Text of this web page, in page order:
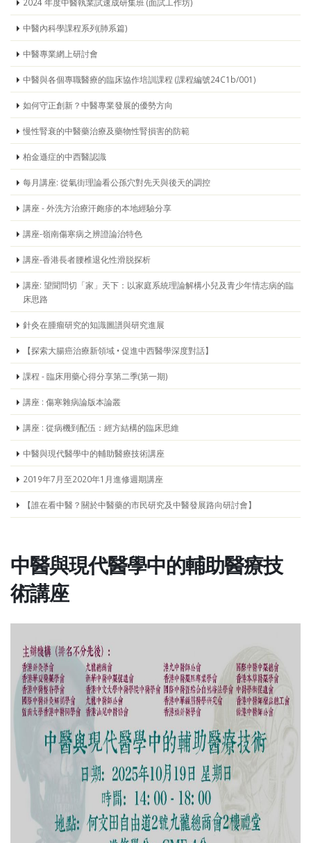
中醫內科學課程系列(肺系篇)
中醫專業網上研討會
中醫與各個專職醫療的臨床協作培訓課程 (課程編號24C1b/001)
如何守正創新？中醫專業發展的優勢方向
慢性腎衰的中醫藥治療及藥物性腎損害的防範
柏金遜症的中西醫認識
每月講座: 從氣街理論看公孫穴對先天與後天的調控
講座 - 外洗方治療汗皰疹的本地經驗分享
講座-嶺南傷寒病之辨證論治特色
講座-香港長者腰椎退化性滑脱探析
講座: 望聞問切「家」天下：以家庭系統理論解構小兒及青少年情志病的臨
床思路
針灸在腫瘤研究的知識圖譜與研究進展
【探索大腸癌治療新領域 • 促進中西醫學深度對話】
課程 - 臨床用藥心得分享第二季(第一期)
講座 : 傷寒雜病論版本論叢
講座 : 從病機到配伍：經方結構的臨床思維
中醫與現代醫學中的輔助醫療技術講座
2019年7月至2020年1月進修週期講座
【誰在看中醫？關於中醫藥的市民研究及中醫發展路向研討會】
中醫與現代醫學中的輔助醫療技
術講座